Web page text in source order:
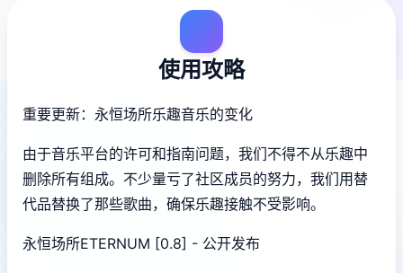
使用攻略
重要更新：永恒场所乐趣音乐的变化
由于音乐平台的许可和指南问题，我们不得不从乐趣中
删除所有组成。不少量亏了社区成员的努力，我们用替
代品替换了那些歌曲，确保乐趣接触不受影响。
永恒场所ETERNUM [0.8] - 公开发布